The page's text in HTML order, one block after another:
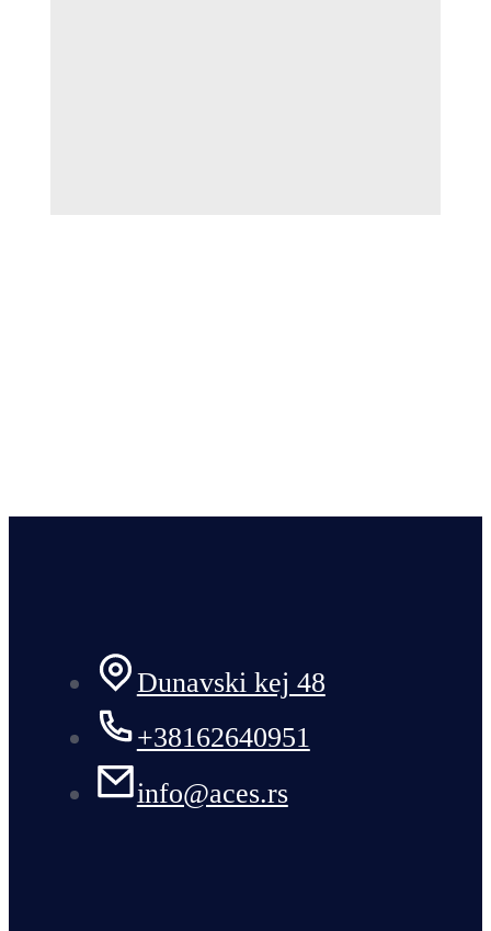
Dunavski kej 48
+38162640951
info@aces.rs